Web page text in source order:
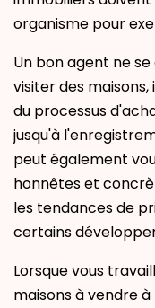
organisme pour
Un bon agent ne
visiter des
du processus
jusqu'à
peut également
honnêtes et
les tendances de
certains
Lorsque vous
maisons à vendre